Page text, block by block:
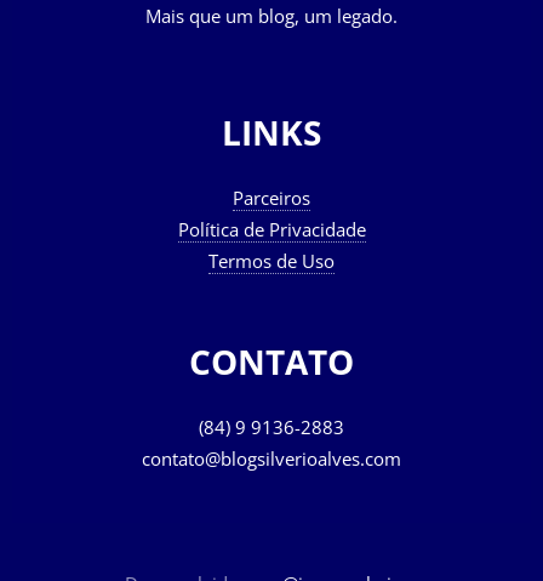
Mais que um blog, um legado.
LINKS
Parceiros
Política de Privacidade
Termos de Uso
CONTATO
(84) 9 9136-2883
contato@blogsilverioalves.com